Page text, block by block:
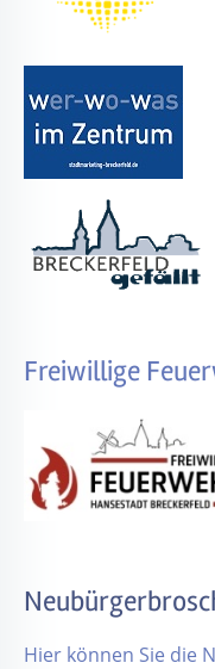
Freiwillige
Hier können Sie die